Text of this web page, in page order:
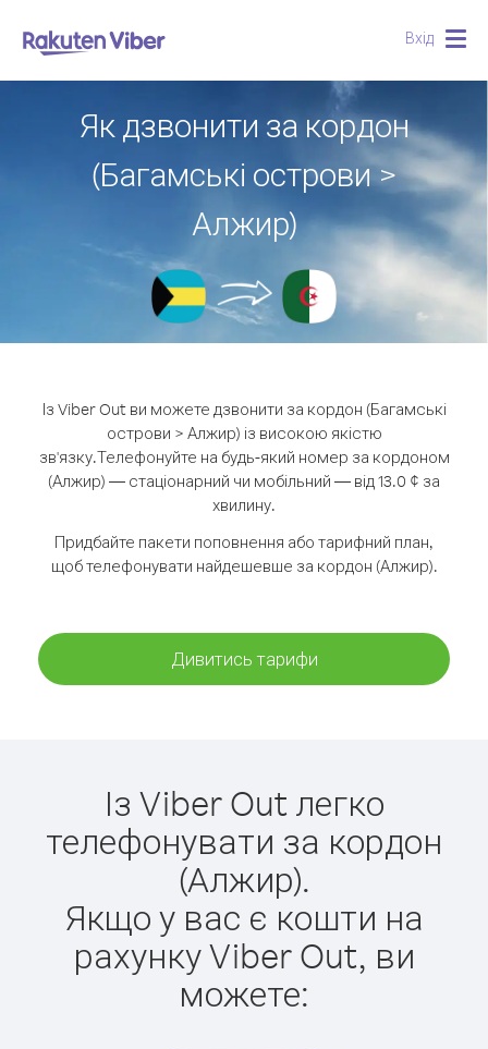
Вхід
Як дзвонити за кордон
(Багамські острови >
Алжир)
Із Viber Out ви можете дзвонити за кордон (Багамські
острови > Алжир) із високою якістю
зв'язку.Телефонуйте на будь-який номер за кордоном
(Алжир) — стаціонарний чи мобільний — від 13.0 ¢ за
хвилину.
Придбайте пакети поповнення або тарифний план,
щоб телефонувати найдешевше за кордон (Алжир).
Дивитись тарифи
Із Viber Out легко
телефонувати за кордон
(Алжир).
Якщо у вас є кошти на
рахунку Viber Out, ви
можете: